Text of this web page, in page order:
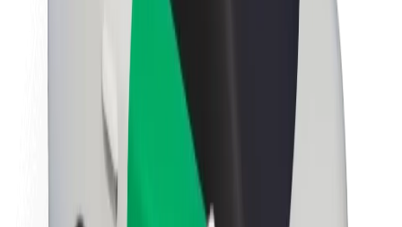
Projektas „Zero“
Tinklaraštis
Naujienų centras
Prekių ženklo gairės
Misija
Investuotojams
Vadovybė
Prekės ženklas